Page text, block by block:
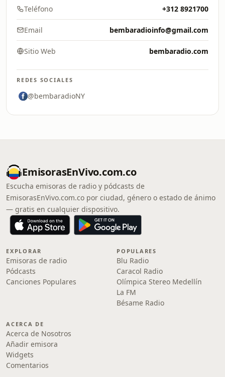
Teléfono +312 8921700
Email bembaradioinfo@gmail.com
Sitio Web bembaradio.com
REDES SOCIALES
@bembaradioNY
EmisorasEnVivo.com.co
Escucha emisoras de radio y pódcasts de
EmisorasEnVivo.com.co por ciudad, género o estado de ánimo
— gratis en cualquier dispositivo.
EXPLORAR
Emisoras de radio
Pódcasts
Canciones Populares
POPULARES
Blu Radio
Caracol Radio
Olímpica Stereo Medellín
La FM
Bésame Radio
ACERCA DE
Acerca de Nosotros
Añadir emisora
Widgets
Comentarios